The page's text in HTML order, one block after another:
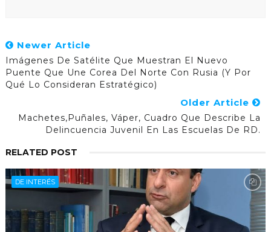
Newer Article
Imágenes De Satélite Que Muestran El Nuevo
Puente Que Une Corea Del Norte Con Rusia (y Por
Qué Lo Consideran Estratégico)
Older Article
Machetes,puñales, Váper, Cuadro Que Describe La
Delincuencia Juvenil En Las Escuelas De RD.
RELATED POST
DE INTERÉS